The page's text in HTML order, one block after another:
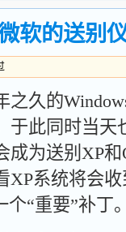
软的送别
久的
于此同时当天
为送别XP
系统将会
个“重要”补丁